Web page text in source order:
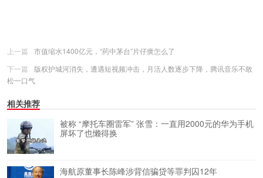
上一篇
市值缩水1400亿元，“药中茅台”片仔癀怎么了
下一篇
版权护城河消失，遭遇短视频冲击，月活人数逐步下降，腾讯音乐不敢
松一口气
相关推荐
被称 “摩托车圈雷军” 张雪：一直用2000元的华为手机
屏坏了也懒得换
海航原董事长陈峰涉背信骗贷等罪判囚12年